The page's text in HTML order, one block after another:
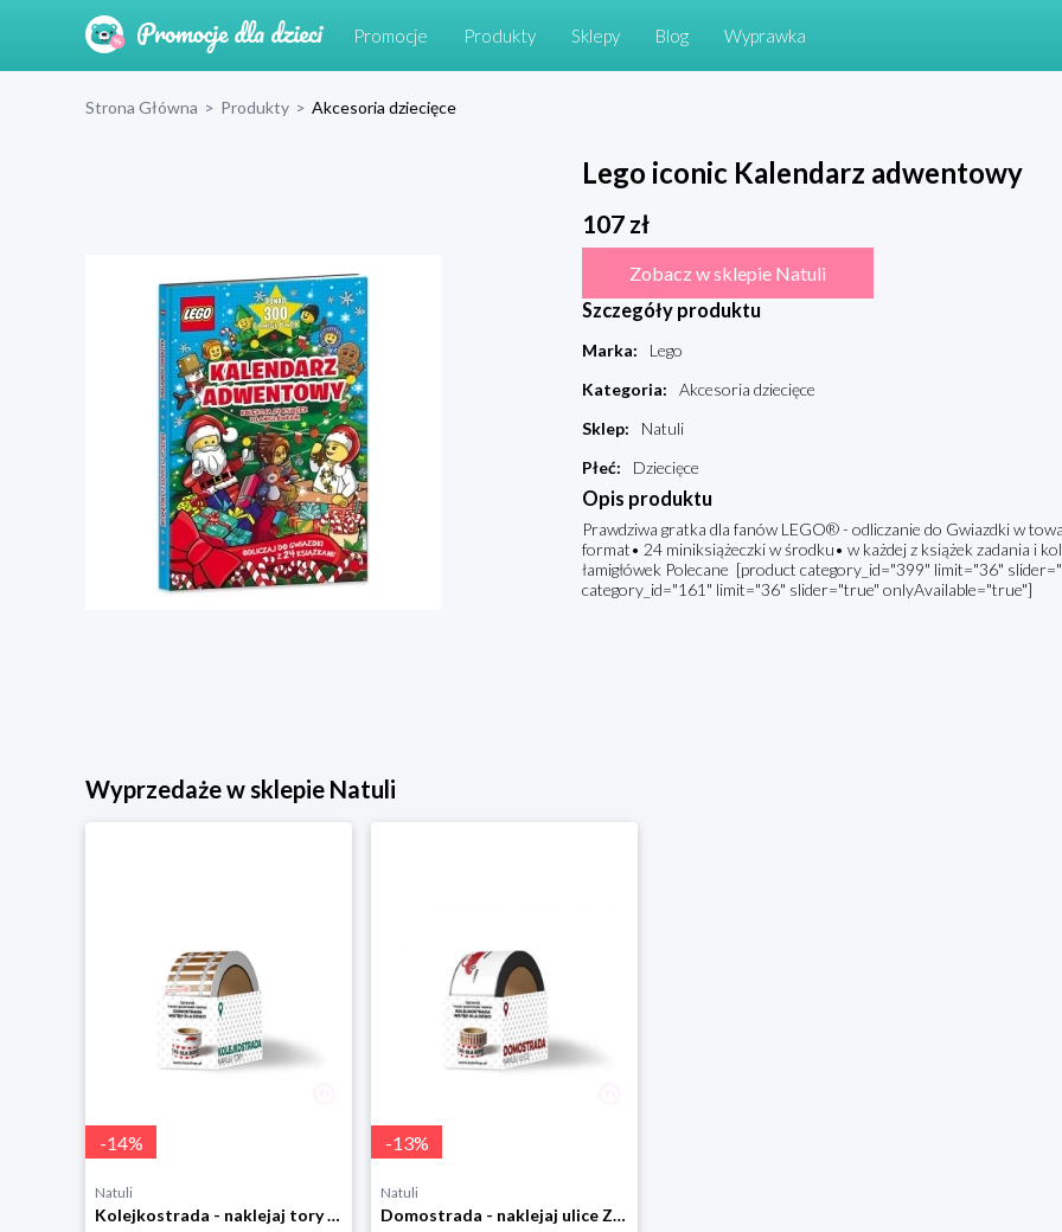
Promocje Produkty Sklepy Blog Wyprawka
Strona Główna > Produkty > Akcesoria dziecięce
Lego iconic Kalendarz adwentowy
107zł
Zobacz w sklepie Natuli
Szczegóły produktu
Marka:
Lego
Kategoria:
Akcesoria dziecięce
Sklep:
Natuli
Płeć: Dziecięce
Opis produktu
Prawdziwa gratka dla fanów LEGO® - odliczanie do Gwiazdki w
format• 24 miniksiążeczki w środku• w każdej z książek zadania i
łamigłówek Polecane [product category_id="399" limit="36"
category_id="161" limit="36" slider="true" onlyAvailable="true"]
Wyprzedaże w sklepie Natuli
-14%
Natuli
Kolejkostrada - naklejaj tory Zuzutoys
-13%
Natuli
Domostrada - naklejaj ulice Zuzutoys